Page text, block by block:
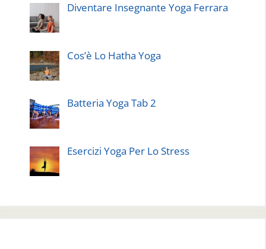
Diventare Insegnante Yoga Ferrara
Cos’è Lo Hatha Yoga
Batteria Yoga Tab 2
Esercizi Yoga Per Lo Stress